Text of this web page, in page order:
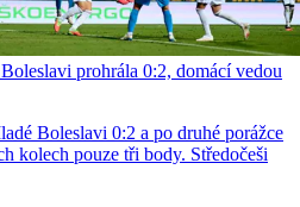
prohrála 0:2, domácí vedou
Boleslavi 0:2 a po druhé porážce
kolech pouze tři body. Středočeši